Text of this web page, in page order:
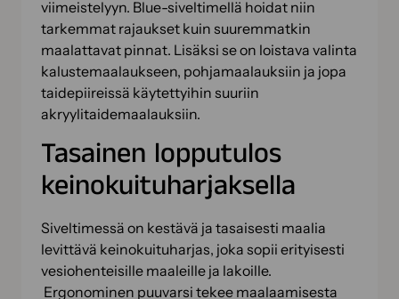
viimeistelyyn. Blue-siveltimellä hoidat niin
tarkemmat rajaukset kuin suuremmatkin
maalattavat pinnat. Lisäksi se on loistava valinta
kalustemaalaukseen, pohjamaalauksiin ja jopa
taidepiireissä käytettyihin suuriin
akryylitaidemaalauksiin.
Tasainen lopputulos
keinokuituharjaksella
Siveltimessä on kestävä ja tasaisesti maalia
levittävä keinokuituharjas, joka sopii erityisesti
vesiohenteisille maaleille ja lakoille.
Ergonominen puuvarsi tekee maalaamisesta